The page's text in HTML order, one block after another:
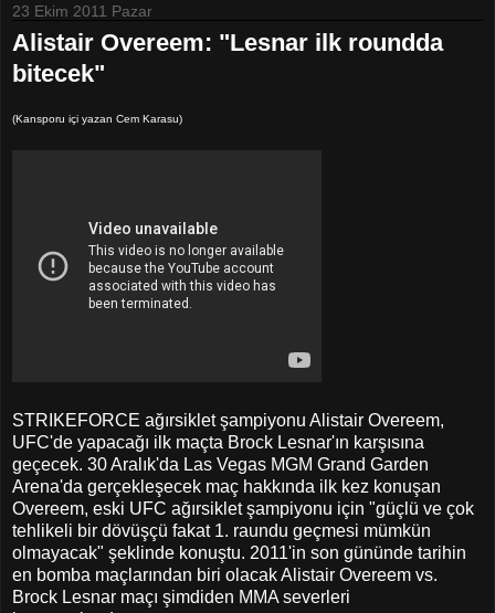
23 Ekim 2011 Pazar
Alistair Overeem: "Lesnar ilk roundda
bitecek"
(Kansporu içi yazan Cem Karasu)
STRIKEFORCE ağırsiklet şampiyonu Alistair Overeem,
UFC'de yapacağı ilk maçta Brock Lesnar'ın karşısına
geçecek. 30 Aralık'da Las Vegas MGM Grand Garden
Arena'da gerçekleşecek maç hakkında ilk kez konuşan
Overeem, eski UFC ağırsiklet şampiyonu için "güçlü ve çok
tehlikeli bir dövüşçü fakat 1. raundu geçmesi mümkün
olmayacak" şeklinde konuştu. 2011'in son gününde tarihin
en bomba maçlarından biri olacak Alistair Overeem vs.
Brock Lesnar maçı şimdiden MMA severleri